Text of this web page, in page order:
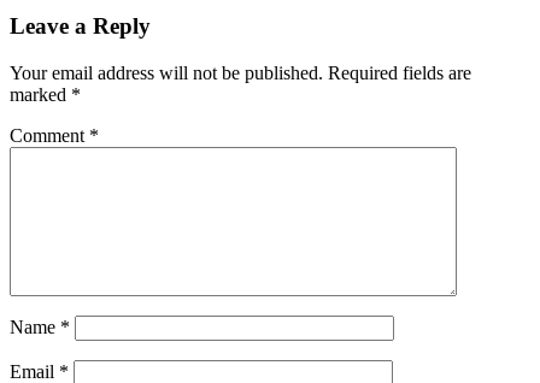
Leave a Reply
Your email address will not be published. Required fields are
marked *
Comment *
Name *
Email *